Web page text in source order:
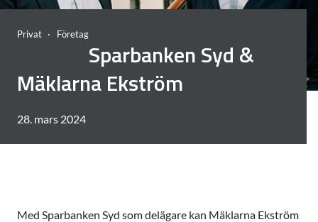
Privat Företag
Sparbanken Syd &
Mäklarna Ekström
28. mars 2024
Med Sparbanken Syd som delägare kan Mäklarna Ekström